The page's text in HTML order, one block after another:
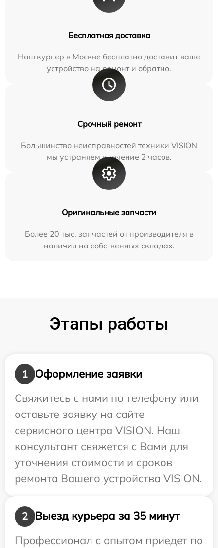
Бесплатная доставка
Наш курьер в Москве бесплатно доставит ваше
устройство на ремонт и обратно.
Срочный ремонт
Большинство неисправностей техники VISION
мы устраняем в течение 2 часов.
Оригинальные запчасти
Более 20 тыс. запчастей от производителя в
наличии на собственных складах.
Этапы работы
1
Оформление заявки
Свяжитесь с нами по телефону или
оставьте заявку на сайте
сервисного центра VISION. Наш
консультант свяжется с Вами для
уточнения стоимости и сроков
ремонта Вашего устройства VISION.
2
Выезд курьера за 35 минут
Профессионал с опытом приедет по